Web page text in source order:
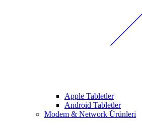
Apple Tabletler
Android Tabletler
Modem & Network Ürünleri